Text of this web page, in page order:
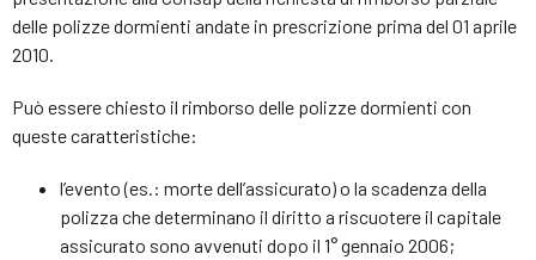
delle polizze dormienti andate in prescrizione prima del 01 aprile
2010.
Può essere chiesto il rimborso delle polizze dormienti con
queste caratteristiche:
l’evento (es.: morte dell’assicurato) o la scadenza della
polizza che determinano il diritto a riscuotere il capitale
assicurato sono avvenuti dopo il 1° gennaio 2006;